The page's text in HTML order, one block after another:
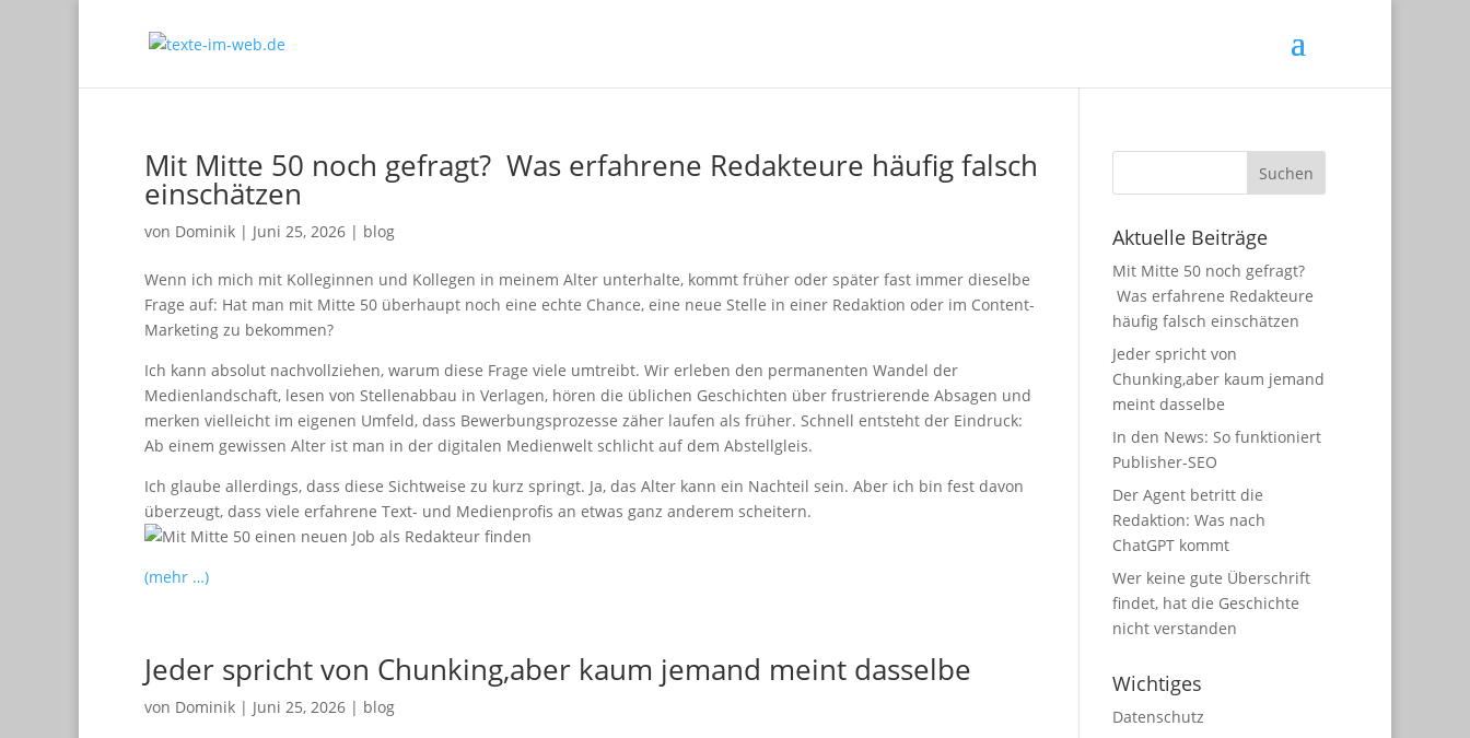
Mit Mitte 50 noch gefragt? Was erfahrene Redakteure häufig falsch
einschätzen
von Dominik | Juni 25, 2026 | blog
Wenn ich mich mit Kolleginnen und Kollegen in meinem Alter unterhalte, kommt früher oder später fast immer dieselbe
Frage auf: Hat man mit Mitte 50 überhaupt noch eine echte Chance, eine neue Stelle in einer Redaktion oder im Content-
Marketing zu bekommen?
Ich kann absolut nachvollziehen, warum diese Frage viele umtreibt. Wir erleben den permanenten Wandel der
Medienlandschaft, lesen von Stellenabbau in Verlagen, hören die üblichen Geschichten über frustrierende Absagen und
merken vielleicht im eigenen Umfeld, dass Bewerbungsprozesse zäher laufen als früher. Schnell entsteht der Eindruck:
Ab einem gewissen Alter ist man in der digitalen Medienwelt schlicht auf dem Abstellgleis.
Ich glaube allerdings, dass diese Sichtweise zu kurz springt. Ja, das Alter kann ein Nachteil sein. Aber ich bin fest davon
überzeugt, dass viele erfahrene Text- und Medienprofis an etwas ganz anderem scheitern.
(mehr …)
Jeder spricht von Chunking,aber kaum jemand meint dasselbe
von Dominik | Juni 25, 2026 | blog
Aktuelle Beiträge
Mit Mitte 50 noch gefragt?
Was erfahrene Redakteure
häufig falsch einschätzen
Jeder spricht von
Chunking,aber kaum jemand
meint dasselbe
In den News: So funktioniert
Publisher-SEO
Der Agent betritt die
Redaktion: Was nach
ChatGPT kommt
Wer keine gute Überschrift
findet, hat die Geschichte
nicht verstanden
Wichtiges
Datenschutz